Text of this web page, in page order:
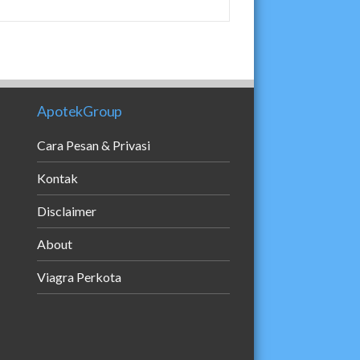
ApotekGroup
Cara Pesan & Privasi
Kontak
Disclaimer
About
Viagra Perkota